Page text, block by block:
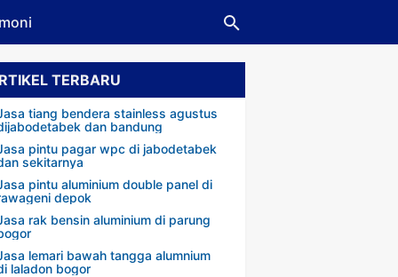
TERBARU
tiang bendera stainless agustus
dan bandung
pintu pagar wpc di jabodetabek
sekitarnya
pintu aluminium double panel di
depok
rak bensin aluminium di parung
lemari bawah tangga alumnium
laladon bogor